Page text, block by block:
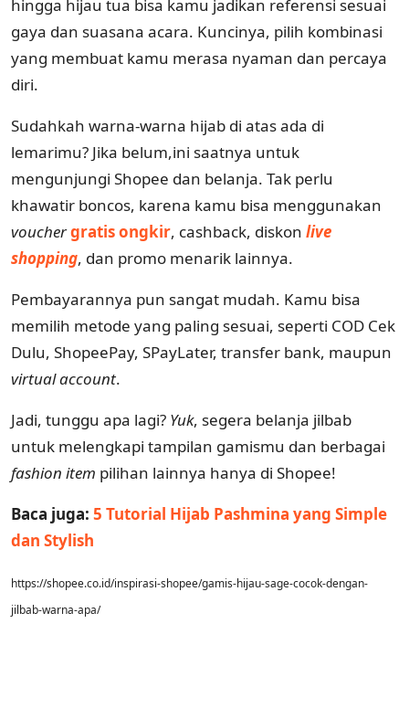
hingga hijau tua bisa kamu jadikan referensi sesuai
gaya dan suasana acara. Kuncinya, pilih kombinasi
yang membuat kamu merasa nyaman dan percaya
diri.
Sudahkah warna-warna hijab di atas ada di
lemarimu? Jika belum,ini saatnya untuk
mengunjungi Shopee dan belanja. Tak perlu
khawatir boncos, karena kamu bisa menggunakan
vouchergratis ongkir, cashback, diskon live
shopping, dan promo menarik lainnya.
Pembayarannya pun sangat mudah. Kamu bisa
memilih metode yang paling sesuai, seperti COD Cek
Dulu, ShopeePay, SPayLater, transfer bank, maupun
virtual account.
Jadi, tunggu apa lagi? Yuk, segera belanja jilbab
untuk melengkapi tampilan gamismu dan berbagai
fashion item pilihan lainnya hanya di Shopee!
Baca juga: 5 Tutorial Hijab Pashmina yang Simple
dan Stylish
https://shopee.co.id/inspirasi-shopee/gamis-hijau-sage-cocok-dengan-
jilbab-warna-apa/